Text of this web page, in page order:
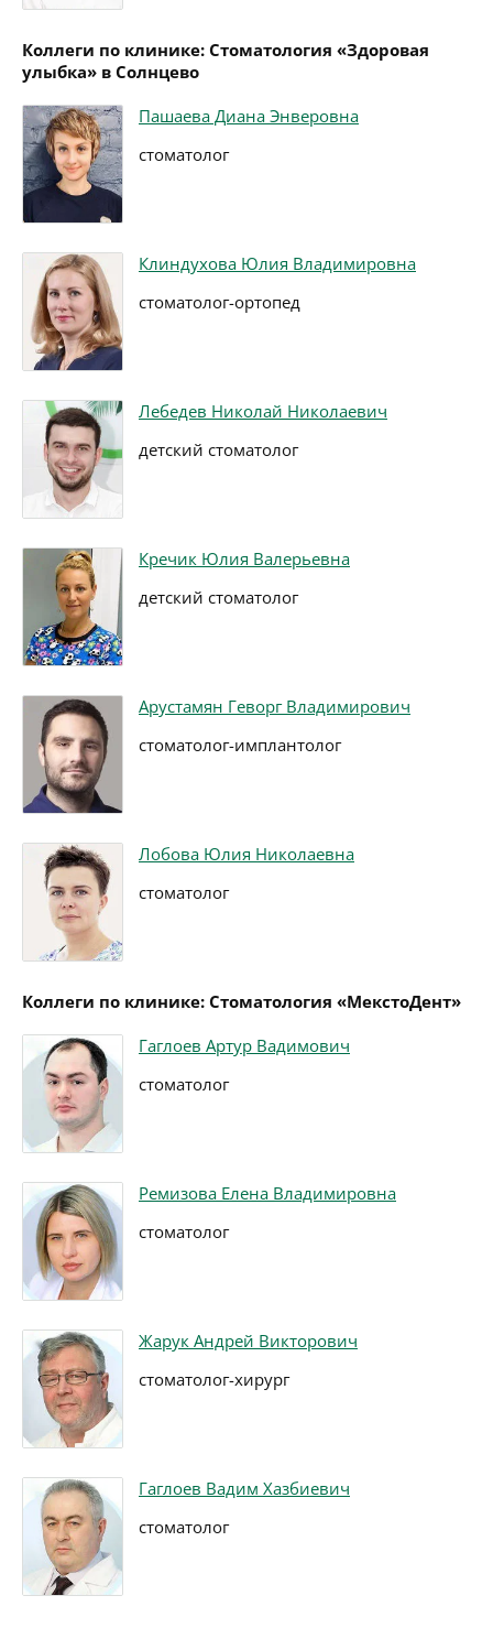
Коллеги по клинике: Стоматология «Здоровая
улыбка» в Солнцево
Пашаева Диана Энверовна
стоматолог
Клиндухова Юлия Владимировна
стоматолог-ортопед
Лебедев Николай Николаевич
детский стоматолог
Кречик Юлия Валерьевна
детский стоматолог
Арустамян Геворг Владимирович
стоматолог-имплантолог
Лобова Юлия Николаевна
стоматолог
Коллеги по клинике: Стоматология «МекстоДент»
Гаглоев Артур Вадимович
стоматолог
Ремизова Елена Владимировна
стоматолог
Жарук Андрей Викторович
стоматолог-хирург
Гаглоев Вадим Хазбиевич
стоматолог